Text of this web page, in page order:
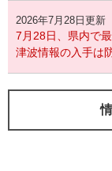
2026年7月28日更新
7月28日、県内で
津波情報の入手は